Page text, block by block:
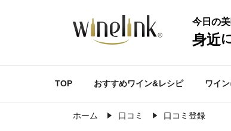
今日の
身近
TOP おすすめワイン&レシピ ワイ
ホーム 口コミ 口コミ登録